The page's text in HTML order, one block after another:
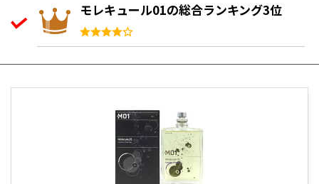
モレキュール01の総合ランキング3位